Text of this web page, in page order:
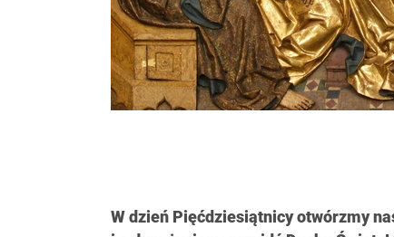
W dzień Pięćdziesiątnicy otwórzmy